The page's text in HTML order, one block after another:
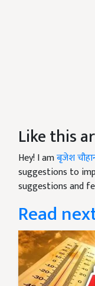
Like this
Hey! I amबृजेश
suggestions to
suggestions and
Read